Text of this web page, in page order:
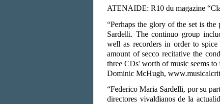
ATENAIDE: R10 du magazine
“Perhaps the glory of the set is
Sardelli. The continuo group
well as recorders in order to
amount of secco recitative the
three CDs' worth of music seems
Dominic McHugh,
“Federico Maria Sardelli, por su
directores vivaldianos de la